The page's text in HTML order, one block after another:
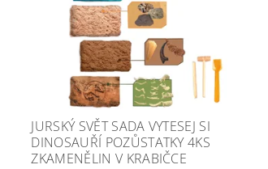
JURSKÝ SVĚT SADA VYTESEJ SI
DINOSAUŘÍ POZŮSTATKY 4KS
ZKAMENĚLIN V KRABIČCE